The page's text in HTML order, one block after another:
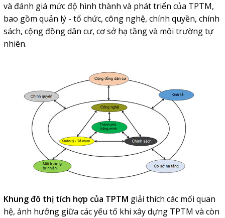
và đánh giá mức độ hình thành và phát triển của TPTM,
bao gồm quản lý - tổ chức, công nghệ, chính quyền, chính
sách, cộng đồng dân cư, cơ sở hạ tầng và môi trường tự
nhiên.
Khung đô thị tích hợp của TPTM giải thích các mối quan
hệ, ảnh hưởng giữa các yếu tố khi xây dựng TPTM và còn